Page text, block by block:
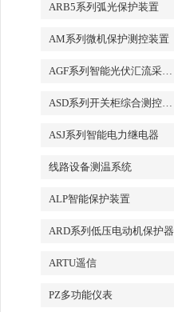
ARB5系列弧光保护装置
AM系列微机保护测控装置
AGF系列智能光伏汇流采集装置
ASD系列开关柜综合测控装置
ASJ系列智能电力继电器
线路设备测温系统
ALP智能保护装置
ARD系列低压电动机保护器
ARTU遥信
PZ多功能仪表